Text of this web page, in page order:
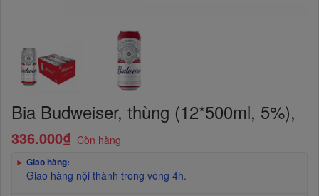
Bia Budweiser, thùng (12*500ml, 5%),
336.000₫ Còn hàng
► Giao hàng:
Giao hàng nội thành trong vòng 4h.